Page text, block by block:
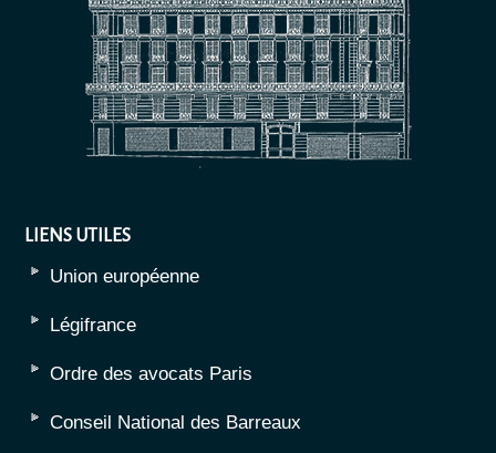
LIENS UTILES
Union européenne
Légifrance
Ordre des avocats Paris
Conseil National des Barreaux